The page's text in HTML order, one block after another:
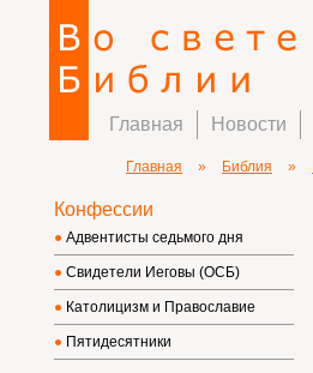
Главная Новости
Главная » Библия »
Конфессии
Адвентисты седьмого дня
Свидетели Иеговы (ОСБ)
Католицизм и Православие
Пятидесятники